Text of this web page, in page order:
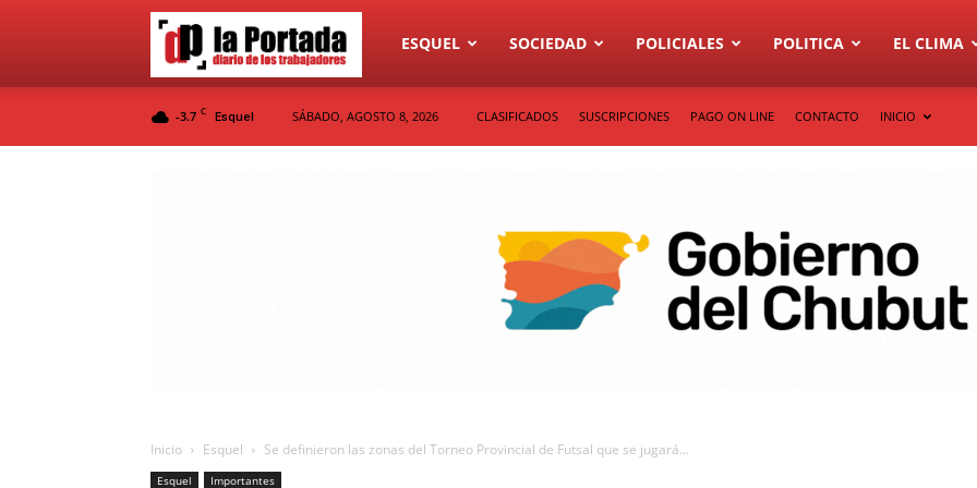
Diario
ESQUEL SOCIEDAD POLICIALES POLITICA EL CLIMA
-3.7 C Esquel SÁBADO, AGOSTO 8, 2026 CLASIFICADOS SUSCRIPCIONES PAGO ON LINE CONTACTO INICIO
Inicio Esquel Se definieron las zonas del Torneo Provincial de Futsal que se jugará...
Esquel Importantes